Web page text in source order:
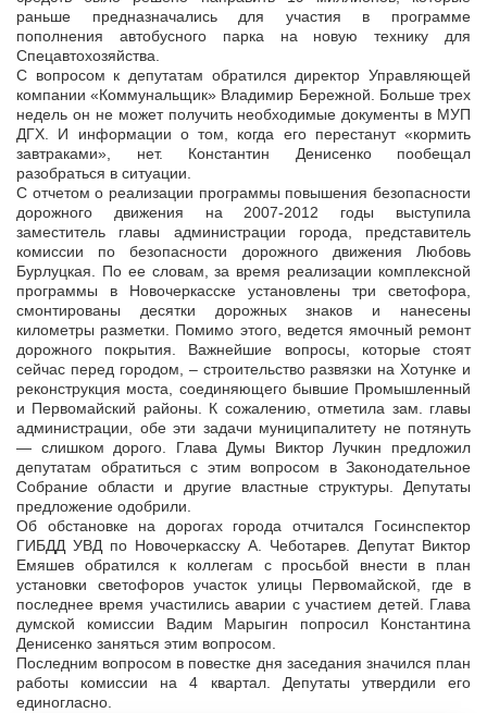
раньше предназначались для участия в программе
пополнения автобусного парка на новую технику для
Спецавтохозяйства.
С вопросом к депутатам обратился директор Управляющей
компании «Коммунальщик» Владимир Бережной. Больше трех
недель он не может получить необходимые документы в МУП
ДГХ. И информации о том, когда его перестанут «кормить
завтраками», нет. Константин Денисенко пообещал
разобраться в ситуации.
С отчетом о реализации программы повышения безопасности
дорожного движения на 2007-2012 годы выступила
заместитель главы администрации города, представитель
комиссии по безопасности дорожного движения Любовь
Бурлуцкая. По ее словам, за время реализации комплексной
программы в Новочеркасске установлены три светофора,
смонтированы десятки дорожных знаков и нанесены
километры разметки. Помимо этого, ведется ямочный ремонт
дорожного покрытия. Важнейшие вопросы, которые стоят
сейчас перед городом, – строительство развязки на Хотунке и
реконструкция моста, соединяющего бывшие Промышленный
и Первомайский районы. К сожалению, отметила зам. главы
администрации, обе эти задачи муниципалитету не потянуть
— слишком дорого. Глава Думы Виктор Лучкин предложил
депутатам обратиться с этим вопросом в Законодательное
Собрание области и другие властные структуры. Депутаты
предложение одобрили.
Об обстановке на дорогах города отчитался Госинспектор
ГИБДД УВД по Новочеркасску А. Чеботарев. Депутат Виктор
Емяшев обратился к коллегам с просьбой внести в план
установки светофоров участок улицы Первомайской, где в
последнее время участились аварии с участием детей. Глава
думской комиссии Вадим Марыгин попросил Константина
Денисенко заняться этим вопросом.
Последним вопросом в повестке дня заседания значился план
работы комиссии на 4 квартал. Депутаты утвердили его
единогласно.